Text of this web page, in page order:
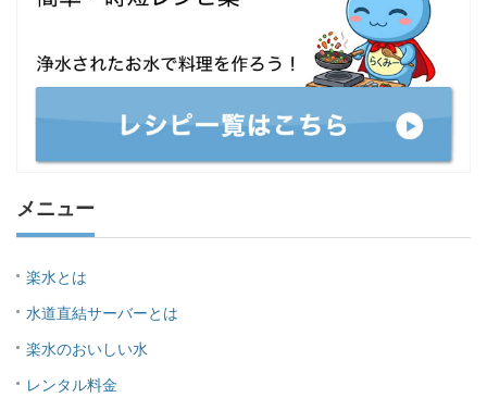
メニュー
楽水とは
水道直結サーバーとは
楽水のおいしい水
レンタル料金